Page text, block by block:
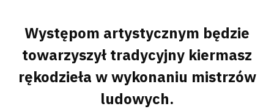
Występom artystycznym będzie
towarzyszył tradycyjny kiermasz
rękodzieła w wykonaniu mistrzów
ludowych.